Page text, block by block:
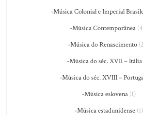
-Música Colonial e Imperial
-Música Contemporânea
-Música do Renascimento
-Música do séc. XVII – Itália
-Música do séc. XVIII –
-Música eslovena(1)
-Música estadunidense(1)